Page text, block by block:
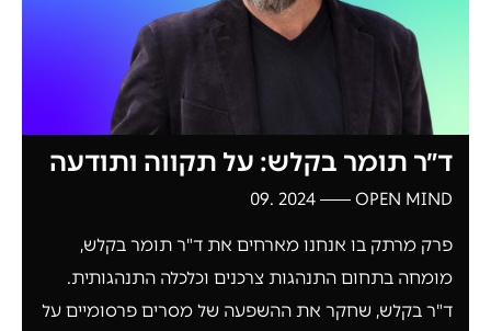
ד״ר תומר בקלש: על תקווה ותודעה
OPEN MIND
2024 .09
פרק מרתק בו אנחנו מארחים את ד"ר תומר בקלש,
מומחה בתחום התנהגות צרכנים וכלכלה התנהגותית.
ד"ר בקלש, שחקר את ההשפעה של מסרים פרסומיים על